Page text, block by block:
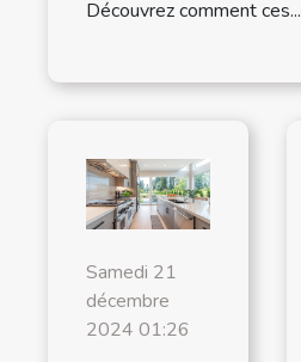
Découvrez comment ces...
Samedi 21
décembre
2024 01:26